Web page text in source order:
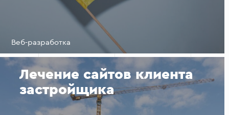
Веб-разработка
Лечение сайтов клиента
застройщика